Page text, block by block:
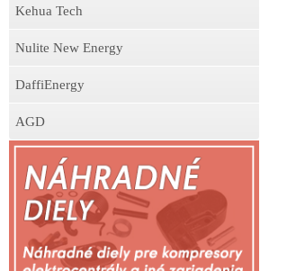
Kehua Tech
Nulite New Energy
DaffiEnergy
AGD